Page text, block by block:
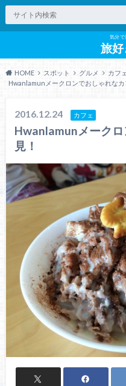
気分で
旅
HOME スポット グルメ
カフェ
Hwanlamunメークロンでおしゃれなカ
2016.12.24 カフェ
Hwanlamunメーク
見！